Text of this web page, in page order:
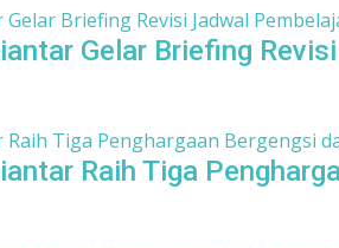
Gelar Briefing
Raih Tiga